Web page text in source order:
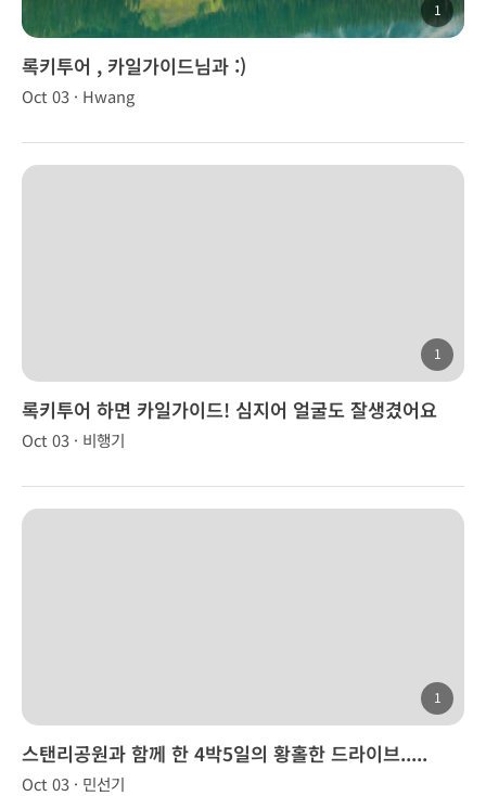
1
록키투어 , 카일가이드님과 :)
Oct 03 · Hwang
1
록키투어 하면 카일가이드! 심지어 얼굴도 잘생겼어요
Oct 03 · 비행기
1
스탠리공원과 함께 한 4박5일의 황홀한 드라이브.....
Oct 03 · 민선기